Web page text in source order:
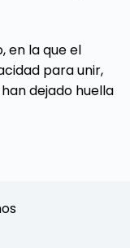
en la que el
para unir,
dejado huella